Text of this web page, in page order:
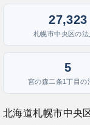
27,323
札幌市中央区の
5
宮の森二条1丁目の
北海道札幌市中央